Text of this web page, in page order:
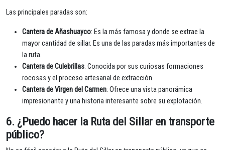
Las principales paradas son:
Cantera de Añashuayco: Es la más famosa y donde se extrae la
mayor cantidad de sillar. Es una de las paradas más importantes de
la ruta.
Cantera de Culebrillas: Conocida por sus curiosas formaciones
rocosas y el proceso artesanal de extracción.
Cantera de Virgen del Carmen: Ofrece una vista panorámica
impresionante y una historia interesante sobre su explotación.
6. ¿Puedo hacer la Ruta del Sillar en transporte
público?